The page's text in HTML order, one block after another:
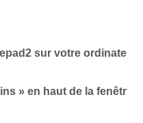
sur votre ordinate
» en haut de la fenêtr